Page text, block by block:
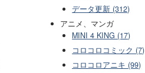
データ更新 (312)
アニメ、マンガ
MINI 4 KING (17)
コロコロコミック (7)
コロコロアニキ (99)